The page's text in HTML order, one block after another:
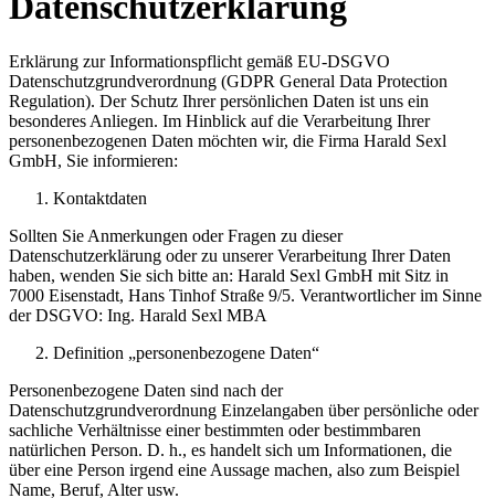
Erklärung zur Informationspflicht gemäß EU-DSGVO
Datenschutzgrundverordnung (GDPR General Data Protection
Regulation). Der Schutz Ihrer persönlichen Daten ist uns ein
besonderes Anliegen. Im Hinblick auf die Verarbeitung Ihrer
personenbezogenen Daten möchten wir, die Firma Harald Sexl
GmbH, Sie informieren:
Kontaktdaten
Sollten Sie Anmerkungen oder Fragen zu dieser
Datenschutzerklärung oder zu unserer Verarbeitung Ihrer Daten
haben, wenden Sie sich bitte an: Harald Sexl GmbH mit Sitz in
7000 Eisenstadt, Hans Tinhof Straße 9/5. Verantwortlicher im Sinne
der DSGVO: Ing. Harald Sexl MBA
Definition „personenbezogene Daten“
Personenbezogene Daten sind nach der
Datenschutzgrundverordnung Einzelangaben über persönliche oder
sachliche Verhältnisse einer bestimmten oder bestimmbaren
natürlichen Person. D. h., es handelt sich um Informationen, die
über eine Person irgend eine Aussage machen, also zum Beispiel
Name, Beruf, Alter usw.